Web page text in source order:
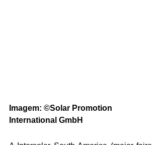
Imagem: ©Solar Promotion
International GmbH